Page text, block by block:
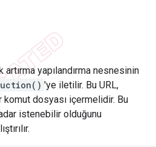
artırma yapılandırma nesnesinin
'ye iletilir. Bu URL,
dosyası içermelidir. Bu
istenebilir olduğunu